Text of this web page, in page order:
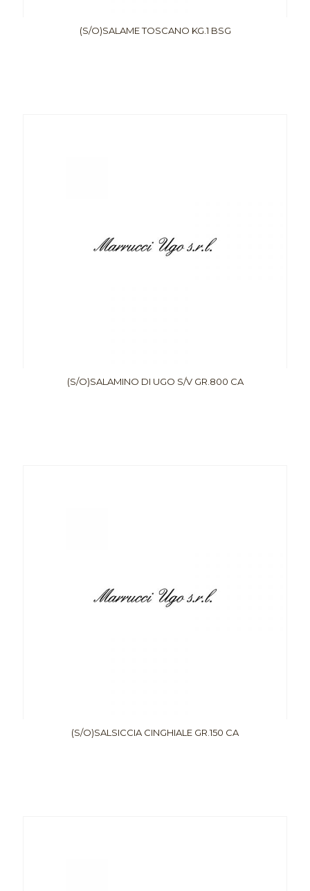
(S/O)SALAME TOSCANO KG.1 BSG
(S/O)SALAMINO DI UGO S/V GR.800 CA
(S/O)SALSICCIA CINGHIALE GR.150 CA